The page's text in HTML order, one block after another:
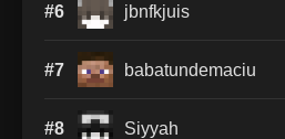
#6 jbnfkjuis
#7 babatundemaciu
#8 Siyyah